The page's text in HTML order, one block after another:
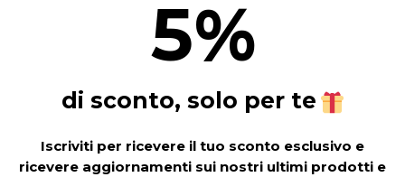
5%
di sconto, solo per te
Iscriviti per ricevere il tuo sconto esclusivo e
ricevere aggiornamenti sui nostri ultimi prodotti e